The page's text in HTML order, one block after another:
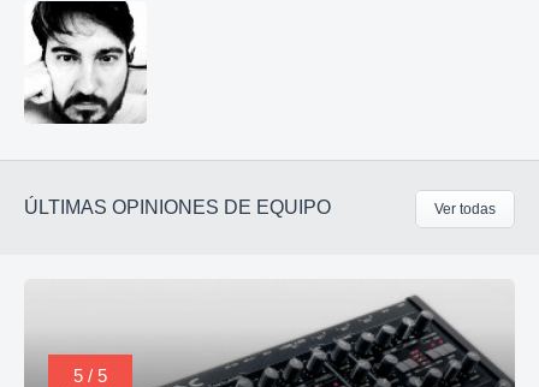
ÚLTIMAS OPINIONES DE EQUIPO Ver todas
5 / 5